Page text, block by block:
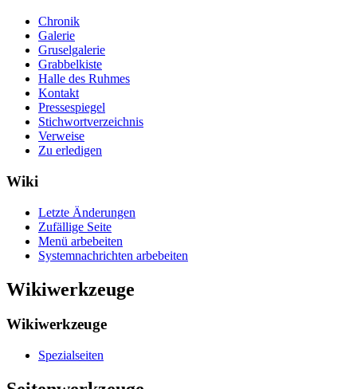
Chronik
Galerie
Gruselgalerie
Grabbelkiste
Halle des Ruhmes
Kontakt
Pressespiegel
Stichwortverzeichnis
Verweise
Zu erledigen
Wiki
Letzte Änderungen
Zufällige Seite
Menü arbebeiten
Systemnachrichten arbebeiten
Wikiwerkzeuge
Wikiwerkzeuge
Spezialseiten